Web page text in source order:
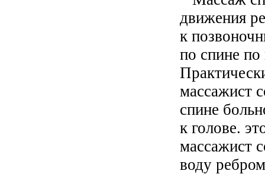
движения
к
по спине
массажист
спине
к голове.
массажист
воду